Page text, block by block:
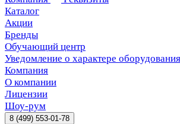
Каталог
Акции
Бренды
Обучающий центр
Уведомление о характере оборудования
Компания
О компании
Лицензии
Шоу-рум
8 (499) 553-01-78